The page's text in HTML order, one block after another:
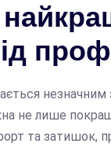
не лише
та затишок,